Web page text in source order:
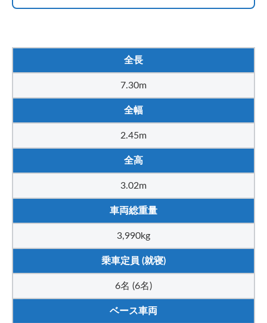
全長
7.30m
全幅
2.45m
全高
3.02m
車両総重量
3,990kg
乗車定員 (就寝)
6名 (6名)
ベース車両